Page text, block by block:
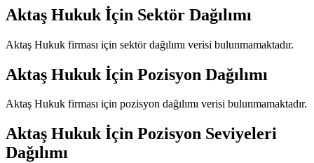
Aktaş Hukuk İçin Sektör Dağılımı
Aktaş Hukuk firması için sektör dağılımı verisi bulunmamaktadır.
Aktaş Hukuk İçin Pozisyon Dağılımı
Aktaş Hukuk firması için pozisyon dağılımı verisi bulunmamaktadır.
Aktaş Hukukİçin Pozisyon Seviyeleri
Dağılımı